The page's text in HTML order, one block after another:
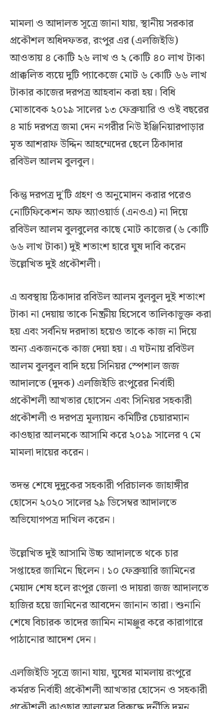
মামলা ও আদালত সূত্রে জানা যায়, স্থানীয় সরকার
প্রকৌশল অধিদফতর, রংপুর এর (এলজিইডি)
আওতায় ৪ কোটি ২৬ লাখ ও ২ কোটি ৪০ লাখ টাকা
প্রাক্কলিত ব্যয়ে দুটি প্যাকেজে মোট ৬ কোটি ৬৬ লাখ
টাকার কাজের দরপত্র আহবান করা হয়। বিধি
মোতাবেক ২০১৯ সালের ১৩ ফেব্রুয়ারি ও ওই বছরের
৪ মার্চ দরপত্র জমা দেন নগরীর নিউ ইঞ্জিনিয়ারপাড়ার
মৃত আশরাফ উদ্দিন আহম্মেদের ছেলে ঠিকাদার
রবিউল আলম বুলবুল।
কিন্তু দরপত্র দু’টি গ্রহণ ও অনুমোদন করার পরেও
নোটিফিকেশন অফ অ্যাওয়ার্ড (এনওএ) না দিয়ে
রবিউল আলম বুলবুলের কাছে মোট কাজের (৬ কোটি
৬৬ লাখ টাকা) দুই শতাংশ হারে ঘুষ দাবি করেন
উল্লেখিত দুই প্রকৌশলী।
এ অবস্থায় ঠিকাদার রবিউল আলম বুলবুল দুই শতাংশ
টাকা না দেয়ায় তাকে নিষ্ক্রীয় হিসেবে তালিকাভুক্ত করা
হয় এবং সর্বনিম্ন দরদাতা হয়েও তাকে কাজ না দিয়ে
অন্য একজনকে কাজ দেয়া হয়। এ ঘটনায় রবিউল
আলম বুলবুল বাদি হয়ে সিনিয়র স্পেশাল জজ
আদালতে (দুদক) এলজিইডি রংপুরের নির্বাহী
প্রকৌশলী আখতার হোসেন এবং সিনিয়র সহকারী
প্রকৌশলী ও দরপত্র মূল্যায়ন কমিটির চেয়ারম্যান
কাওছার আলমকে আসামি করে ২০১৯ সালের ৭ মে
মামলা দায়ের করেন।
তদন্ত শেষে দুদুকের সহকারী পরিচালক জাহাঙ্গীর
হোসেন ২০২০ সালের ২৯ ডিসেম্বর আদালতে
অভিযোগপত্র দাখিল করেন।
উল্লেখিত দুই আসামি উচ্চ আদালতে থকে চার
সপ্তাহের জামিনে ছিলেন। ১০ ফেব্রুয়ারি জামিনের
মেয়াদ শেষ হলে রংপুর জেলা ও দায়রা জজ আদালতে
হাজির হয়ে জামিনের আবদেন জানান তারা। শুনানি
শেষে বিচারক তাদের জামিন নামঞ্জুর করে কারাগারে
পাঠানোর আদেশ দেন।
এলজিইডি সূত্রে জানা যায়, ঘুষের মামলায় রংপুরে
কর্মরত নির্বাহী প্রকৌশলী আখতার হোসেন ও সহকারী